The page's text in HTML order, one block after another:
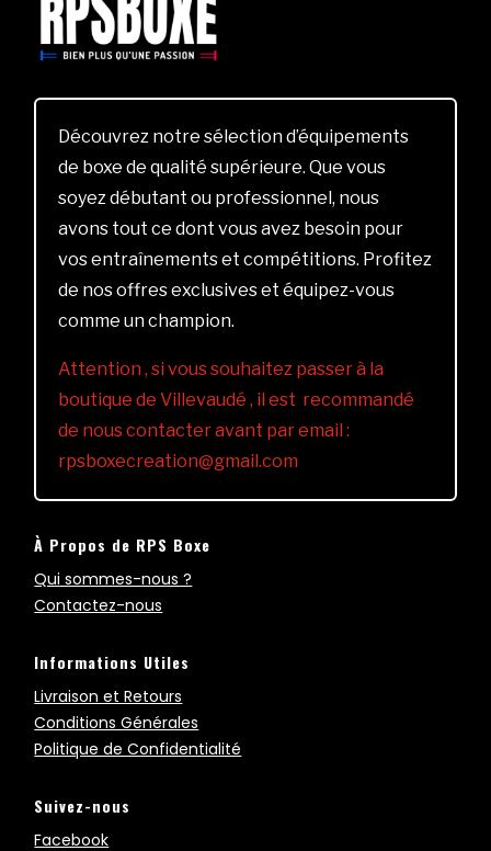
Découvrez notre sélection d’équipements
de boxe de qualité supérieure. Que vous
soyez débutant ou professionnel, nous
avons tout ce dont vous avez besoin pour
vos entraînements et compétitions. Profitez
de nos offres exclusives et équipez-vous
comme un champion.
Attention , si vous souhaitez passer à la
boutique de Villevaudé , il est recommandé
de nous contacter avant par email :
rpsboxecreation@gmail.com
À Propos de RPS Boxe
Qui sommes-nous ?
Contactez-nous
Informations Utiles
Livraison et Retours
Conditions Générales
Politique de Confidentialité
Suivez-nous
Facebook